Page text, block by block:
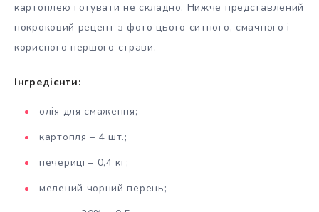
картоплею готувати не складно. Нижче представлений
покроковий рецепт з фото цього ситного, смачного і
корисного першого страви.
Інгредієнти:
олія для смаження;
картопля – 4 шт.;
печериці – 0,4 кг;
мелений чорний перець;